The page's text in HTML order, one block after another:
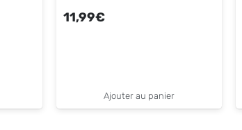
11,99€
Ajouter au panier